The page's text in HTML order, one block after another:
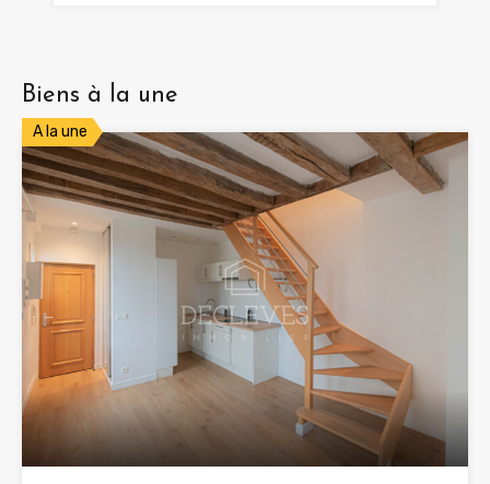
Biens à la une
A la une